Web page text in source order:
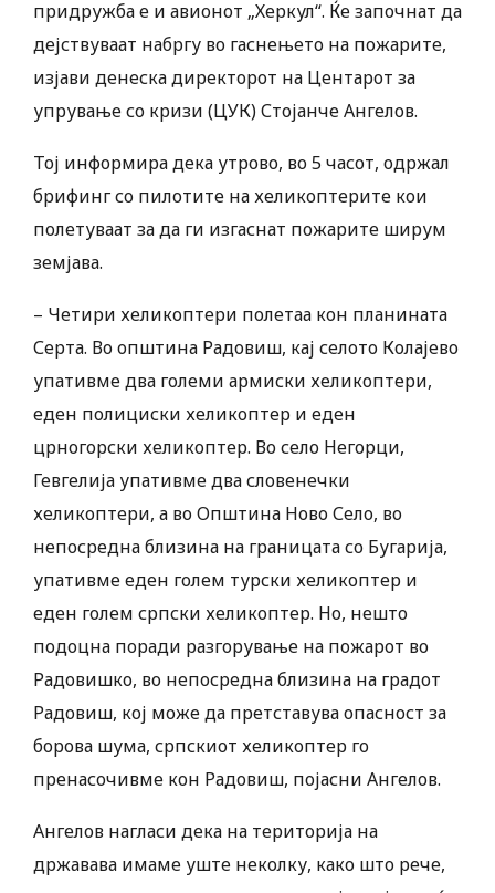
придружба е и авионот „Херкул“. Ќе започнат да
дејствуваат набргу во гаснењето на пожарите,
изјави денеска директорот на Центарот за
упрување со кризи (ЦУК) Стојанче Ангелов.
Тој информира дека утрово, во 5 часот, одржал
брифинг со пилотите на хеликоптерите кои
полетуваат за да ги изгаснат пожарите ширум
земјава.
– Четири хеликоптери полетаа кон планината
Серта. Во општина Радовиш, кај селото Колајево
упативме два големи армиски хеликоптери,
еден полициски хеликоптер и еден
црногорски хеликоптер. Во село Негорци,
Гевгелија упативме два словенечки
хеликоптери, а во Општина Ново Село, во
непосредна близина на границата со Бугарија,
упативме еден голем турски хеликоптер и
еден голем српски хеликоптер. Но, нешто
подоцна поради разгорување на пожарот во
Радовишко, во непосредна близина на градот
Радовиш, кој може да претставува опасност за
борова шума, српскиот хеликоптер го
пренасочивме кон Радовиш, појасни Ангелов.
Ангелов нагласи дека на територија на
државава имаме уште неколку, како што рече,